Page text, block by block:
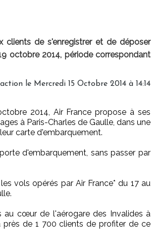
clients de s'enregistrer et de déposer
octobre 2014, période correspondant
le Mercredi 15 Octobre 2014 à 14:14
2014, Air France propose à ses
à Paris-Charles de Gaulle, dans une
carte d'embarquement.
d'embarquement, sans passer par
vols opérés par Air France* du 17 au
au cœur de l'aérogare des Invalides à
près de 1 700 clients de profiter de ce